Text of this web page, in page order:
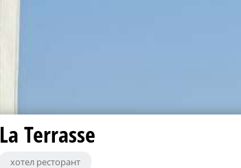
La Terrasse
хотел ресторант